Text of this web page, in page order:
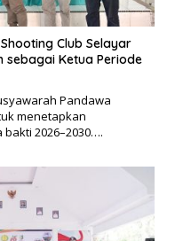
Club Selayar
sebagai Ketua Periode
Pandawa
menetapkan
2026–2030….